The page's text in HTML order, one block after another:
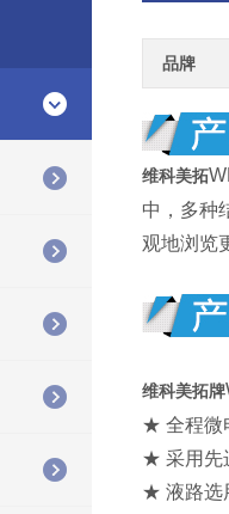
品牌
维科美拓
中，多种
观地浏览
维科美拓牌
★ 全程微
★ 采用先
★ 液路选